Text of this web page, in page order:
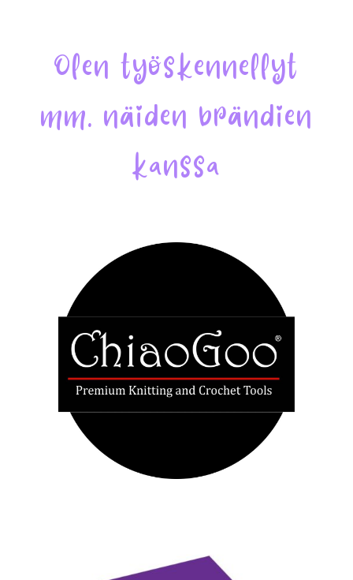
Olen työskennellyt
mm. näiden brändien
kanssa